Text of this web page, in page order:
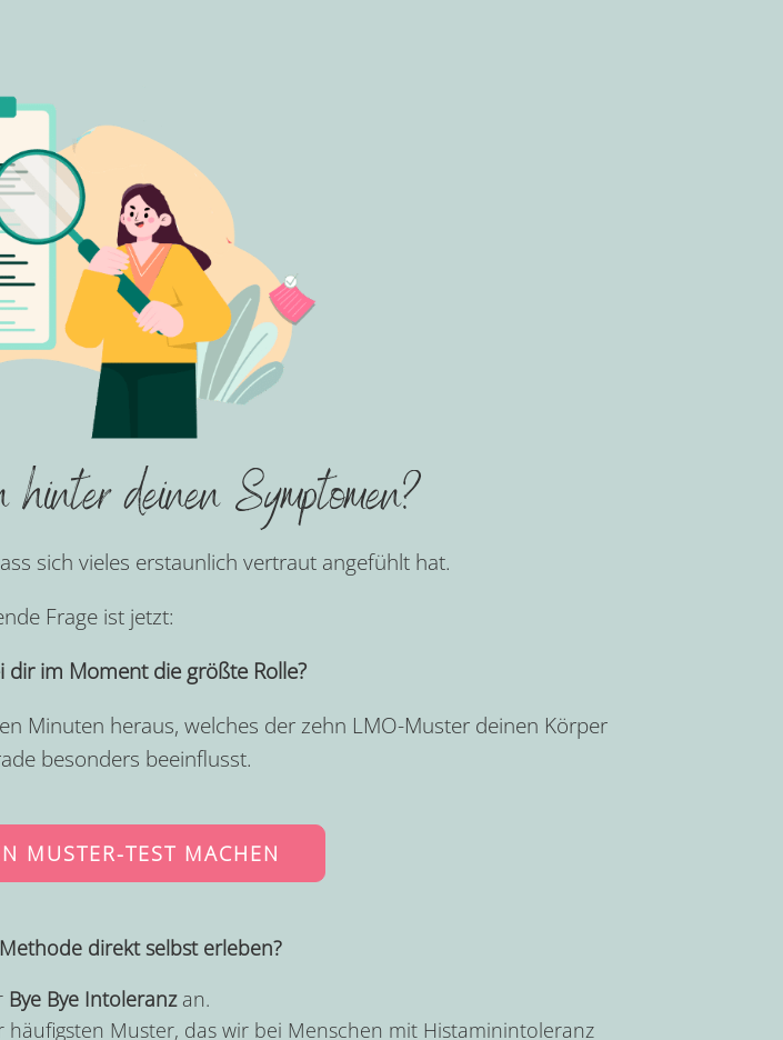
deinen Symptomen?
sich vieles erstaunlich vertraut angefühlt hat.
Frage ist jetzt:
dir im Moment die größte Rolle?
Minuten heraus, welches der zehn LMO-Muster deinen Körper
besonders beeinflusst.
MUSTER-TEST MACHEN
direkt selbst erleben?
Bye Bye Intoleranzan.
Muster, das wir bei Menschen mit Histaminintoleranz